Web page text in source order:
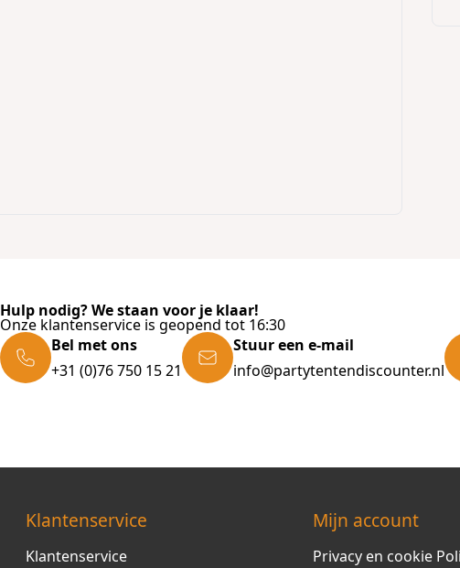
Hulp nodig? We staan voor je klaar!
Onze klantenservice is geopend tot 16:30
Bel met ons
+31 (0)76 750 15 21
Stuur een e-mail
info@partytentendiscounter.nl
Klantenservice
Klantenservice
Mijn account
Privacy en cookie